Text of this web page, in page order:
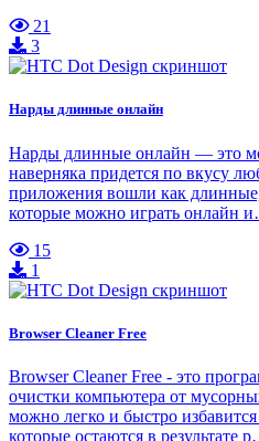
21
3
Нарды длинные онлайн
Нарды длинные онлайн — это
наверняка придется по вкусу
приложения вошли как
которые можно играть онлайн
15
1
Browser Cleaner Free
Browser Cleaner Free - это
очистки компьютера от
можно легко и быстро
которые остаются в результате